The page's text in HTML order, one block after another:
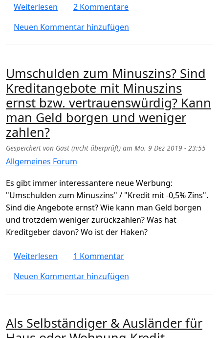
Weiterlesen über Was ist der Unterschied zwischen
2 Kommentare
Neuen Kommentar hinzufügen
Umschulden zum Minuszins? Sind
Kreditangebote mit Minuszins
ernst bzw. vertrauenswürdig? Kann
man Geld borgen und weniger
zahlen?
Gespeichert von Gast (nicht überprüft) am Mo. 9 Dez 2019 - 23:55
Allgemeines Forum
Es gibt immer interessantere neue Werbung:
"Umschulden zum Minuszins" / "Kredit mit -0,5% Zins".
Sind die Angebote ernst? Wie kann man Geld borgen
und trotzdem weniger zurückzahlen? Was hat
Kreditgeber davon? Wo ist der Haken?
Weiterlesen über Umschulden zum Minuszins? Sind
1 Kommentar
Neuen Kommentar hinzufügen
Als Selbständiger & Ausländer für